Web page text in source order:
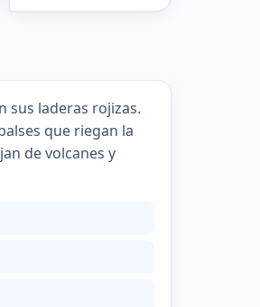
sus laderas rojizas.
que riegan la
de volcanes y